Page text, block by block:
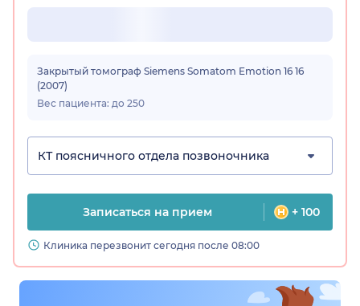
Закрытый томограф Siemens Somatom Emotion 16 16
(2007)
Вес пациента: до 250
КТ поясничного отдела позвоночника
Записаться на прием + 100
Клиника перезвонит сегодня после 08:00